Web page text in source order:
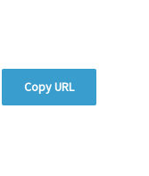
Copy URL